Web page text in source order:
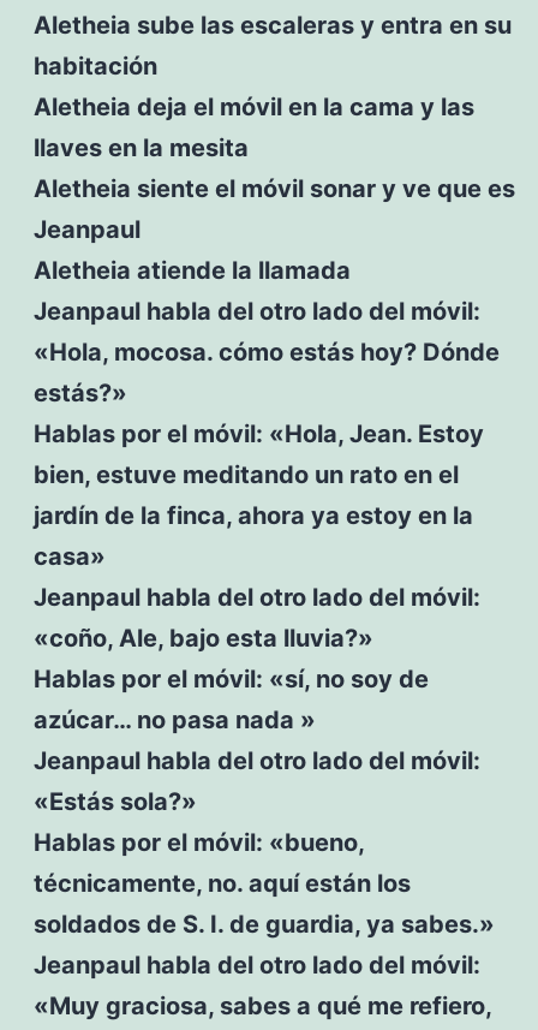
Aletheia sube las escaleras y entra en su
habitación
Aletheia deja el móvil en la cama y las
llaves en la mesita
Aletheia siente el móvil sonar y ve que es
Jeanpaul
Aletheia atiende la llamada
Jeanpaul habla del otro lado del móvil:
«Hola, mocosa. cómo estás hoy? Dónde
estás?»
Hablas por el móvil: «Hola, Jean. Estoy
bien, estuve meditando un rato en el
jardín de la finca, ahora ya estoy en la
casa»
Jeanpaul habla del otro lado del móvil:
«coño, Ale, bajo esta lluvia?»
Hablas por el móvil: «sí, no soy de
azúcar… no pasa nada »
Jeanpaul habla del otro lado del móvil:
«Estás sola?»
Hablas por el móvil: «bueno,
técnicamente, no. aquí están los
soldados de S. I. de guardia, ya sabes.»
Jeanpaul habla del otro lado del móvil:
«Muy graciosa, sabes a qué me refiero,